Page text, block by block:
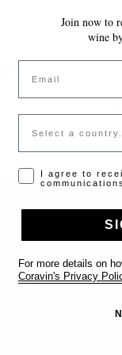
o
per un
Join now to
wine
Email
Country
Opt-in disclaimer
I agree to
For more details on
Coravin's Privacy